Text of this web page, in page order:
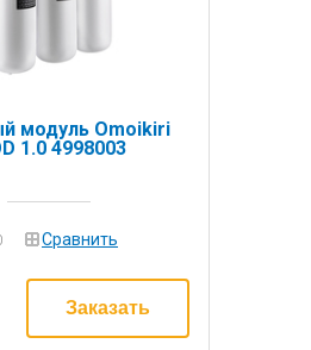
модуль Omoikiri
1.0 4998003
Сравнить